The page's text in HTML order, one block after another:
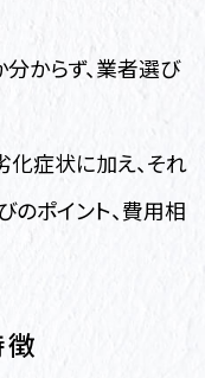
からず、業者選び
症状に加え、それ
ポイント、費用相